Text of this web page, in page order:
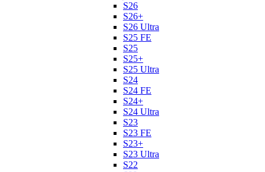
S26
S26+
S26 Ultra
S25 FE
S25
S25+
S25 Ultra
S24
S24 FE
S24+
S24 Ultra
S23
S23 FE
S23+
S23 Ultra
S22